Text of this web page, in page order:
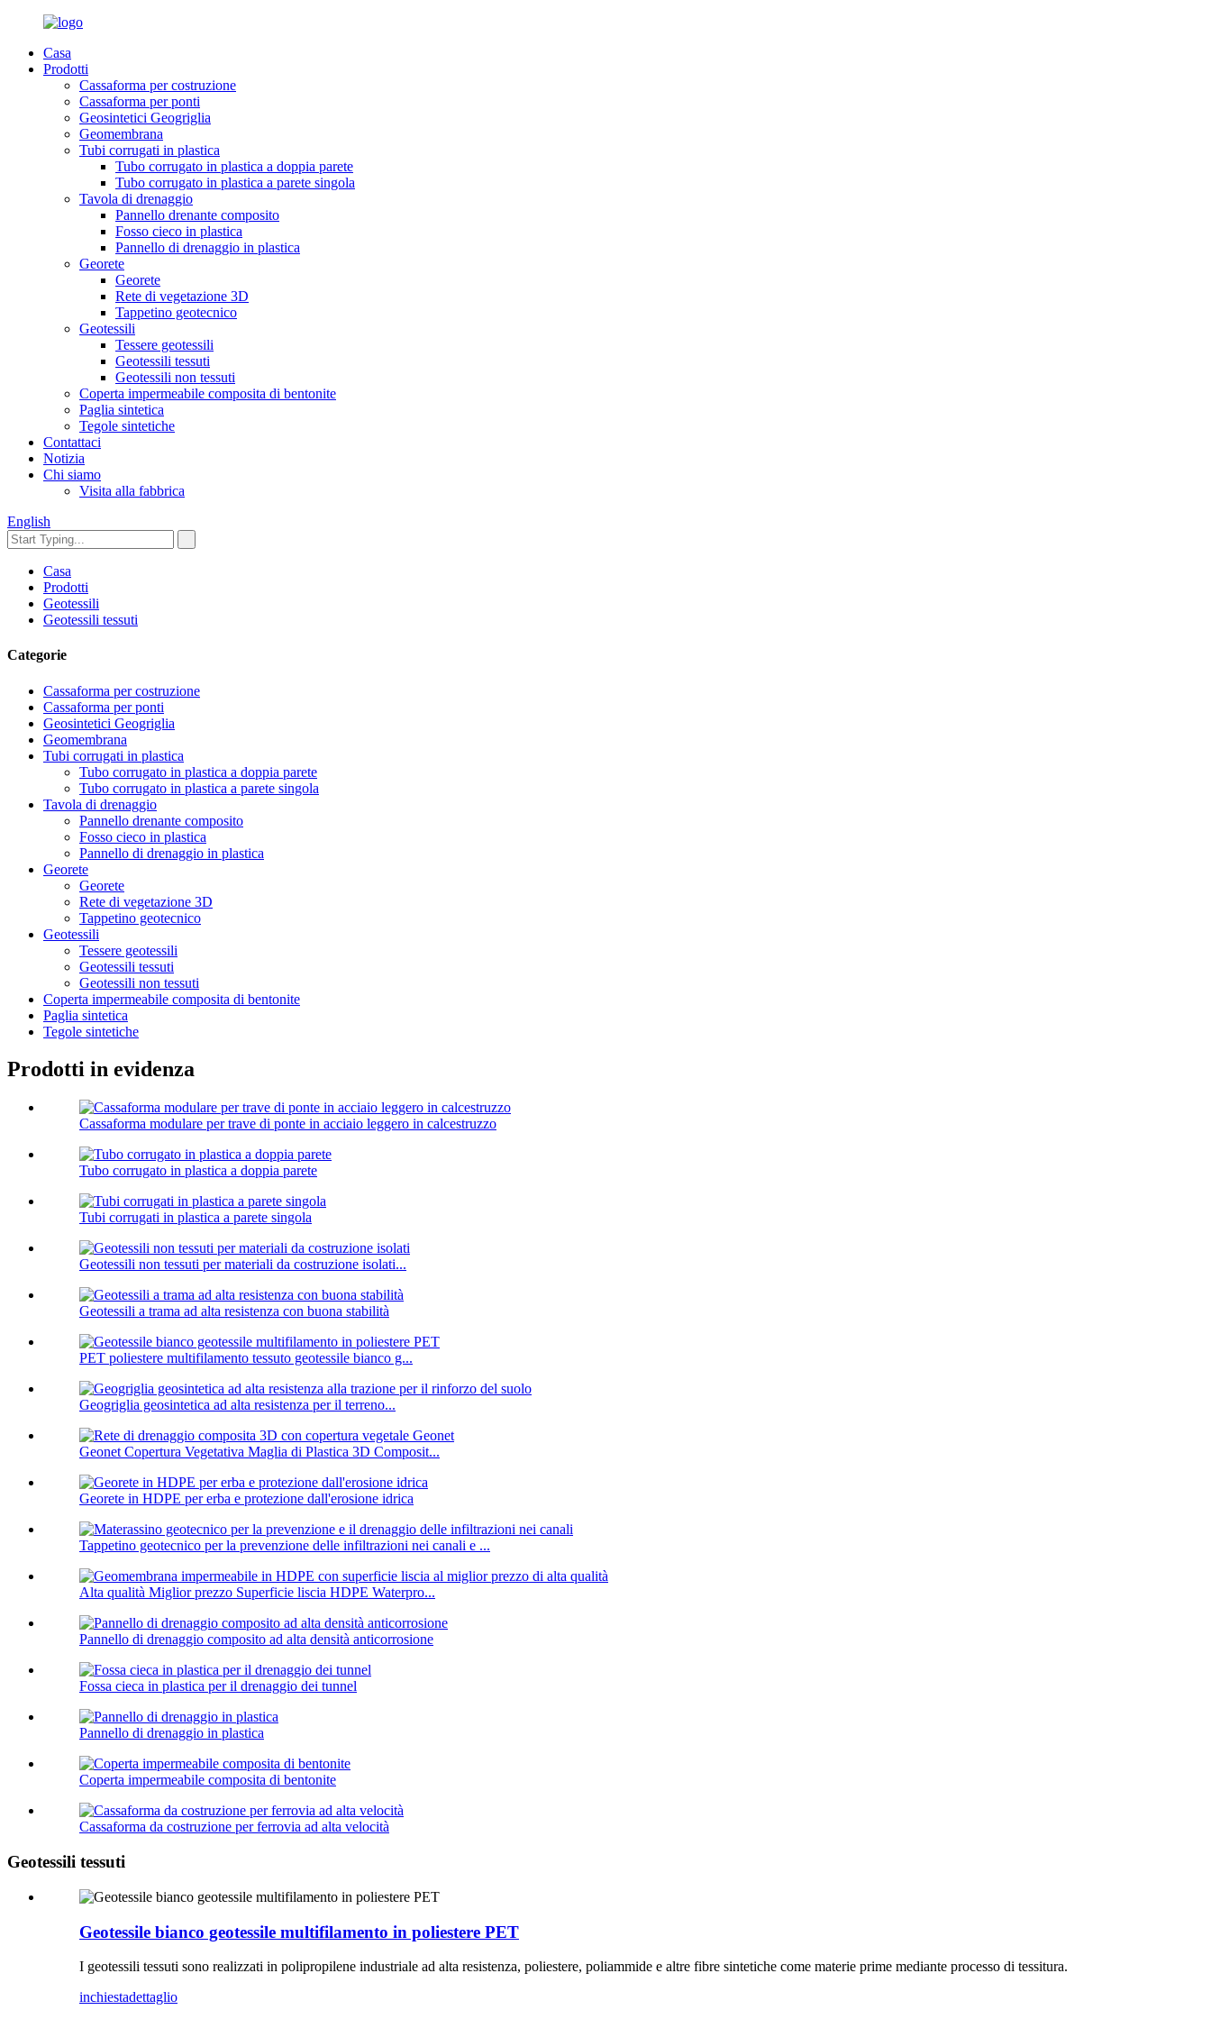
Casa
Prodotti
Cassaforma per costruzione
Cassaforma per ponti
Geosintetici Geogriglia
Geomembrana
Tubi corrugati in plastica
Tubo corrugato in plastica a doppia parete
Tubo corrugato in plastica a parete singola
Tavola di drenaggio
Pannello drenante composito
Fosso cieco in plastica
Pannello di drenaggio in plastica
Georete
Georete
Rete di vegetazione 3D
Tappetino geotecnico
Geotessili
Tessere geotessili
Geotessili tessuti
Geotessili non tessuti
Coperta impermeabile composita di bentonite
Paglia sintetica
Tegole sintetiche
Contattaci
Notizia
Chi siamo
Visita alla fabbrica
English
Casa
Prodotti
Geotessili
Geotessili tessuti
Categorie
Cassaforma per costruzione
Cassaforma per ponti
Geosintetici Geogriglia
Geomembrana
Tubi corrugati in plastica
Tubo corrugato in plastica a doppia parete
Tubo corrugato in plastica a parete singola
Tavola di drenaggio
Pannello drenante composito
Fosso cieco in plastica
Pannello di drenaggio in plastica
Georete
Georete
Rete di vegetazione 3D
Tappetino geotecnico
Geotessili
Tessere geotessili
Geotessili tessuti
Geotessili non tessuti
Coperta impermeabile composita di bentonite
Paglia sintetica
Tegole sintetiche
Prodotti in evidenza
Cassaforma modulare per trave di ponte in acciaio leggero in calcestruzzo
Tubo corrugato in plastica a doppia parete
Tubi corrugati in plastica a parete singola
Geotessili non tessuti per materiali da costruzione isolati...
Geotessili a trama ad alta resistenza con buona stabilità
PET poliestere multifilamento tessuto geotessile bianco g...
Geogriglia geosintetica ad alta resistenza per il terreno...
Geonet Copertura Vegetativa Maglia di Plastica 3D Composit...
Georete in HDPE per erba e protezione dall'erosione idrica
Tappetino geotecnico per la prevenzione delle infiltrazioni nei canali e ...
Alta qualità Miglior prezzo Superficie liscia HDPE Waterpro...
Pannello di drenaggio composito ad alta densità anticorrosione
Fossa cieca in plastica per il drenaggio dei tunnel
Pannello di drenaggio in plastica
Coperta impermeabile composita di bentonite
Cassaforma da costruzione per ferrovia ad alta velocità
Geotessili tessuti
Geotessile bianco geotessile multifilamento in poliestere PET
I geotessili tessuti sono realizzati in polipropilene industriale ad alta resistenza, poliestere, poliammide e altre fibre sintetiche come materie prime mediante processo di tessitura.
inchiestadettaglio